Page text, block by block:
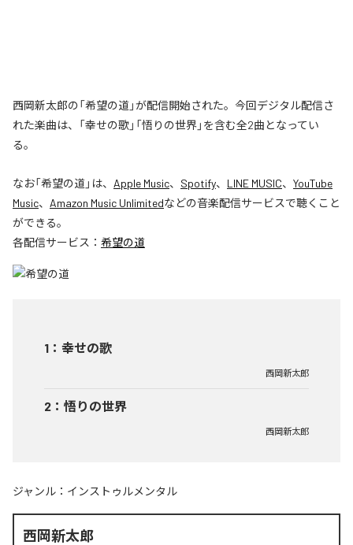
西岡新太郎の「希望の道」が配信開始された。今回デジタル配信さ
れた楽曲は、「幸せの歌」「悟りの世界」を含む全2曲となってい
る。
なお「希望の道」は、 Apple Music、 Spotify、 LINE MUSIC、 YouTube
Music、 Amazon Music Unlimitedなどの音楽配信サービスで聴くこと
ができる。
各配信サービス： 希望の道
1 ： 幸せの歌
西岡新太郎
2 ： 悟りの世界
西岡新太郎
ジャンル： インストゥルメンタル
西岡新太郎